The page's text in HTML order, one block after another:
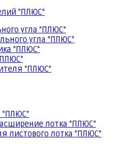
"ПЛЮС"
угла "ПЛЮС"
угла "ПЛЮС"
"ПЛЮС"
"ПЛЮС"
"ПЛЮС"
лотка "ПЛЮС"
листового лотка "ПЛЮС"